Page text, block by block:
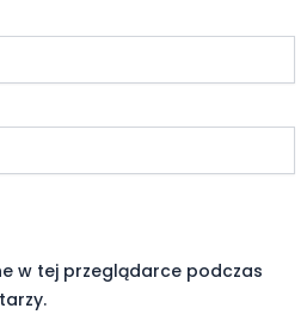
w tej przeglądarce podczas